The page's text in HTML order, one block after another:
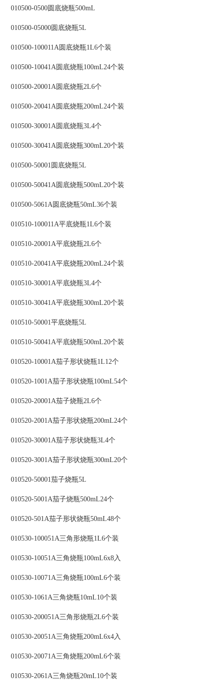
010500-0500圆底烧瓶500mL
010500-05000圆底烧瓶5L
010500-100011A圆底烧瓶1L6个装
010500-10041A圆底烧瓶100mL24个装
010500-20001A圆底烧瓶2L6个
010500-20041A圆底烧瓶200mL24个装
010500-30001A圆底烧瓶3L4个
010500-30041A圆底烧瓶300mL20个装
010500-50001圆底烧瓶5L
010500-50041A圆底烧瓶500mL20个装
010500-5061A圆底烧瓶50mL36个装
010510-100011A平底烧瓶1L6个装
010510-20001A平底烧瓶2L6个
010510-20041A平底烧瓶200mL24个装
010510-30001A平底烧瓶3L4个
010510-30041A平底烧瓶300mL20个装
010510-50001平底烧瓶5L
010510-50041A平底烧瓶500mL20个装
010520-10001A茄子形状烧瓶1L12个
010520-1001A茄子形状烧瓶100mL54个
010520-20001A茄子烧瓶2L6个
010520-2001A茄子形状烧瓶200mL24个
010520-30001A茄子形状烧瓶3L4个
010520-3001A茄子形状烧瓶300mL20个
010520-50001茄子烧瓶5L
010520-5001A茄子烧瓶500mL24个
010520-501A茄子形状烧瓶50mL48个
010530-100051A三角形烧瓶1L6个装
010530-10051A三角烧瓶100mL6x8入
010530-10071A三角烧瓶100mL6个装
010530-1061A三角烧瓶10mL10个装
010530-200051A三角形烧瓶2L6个装
010530-20051A三角烧瓶200mL6x4入
010530-20071A三角烧瓶200mL6个装
010530-2061A三角烧瓶20mL10个装